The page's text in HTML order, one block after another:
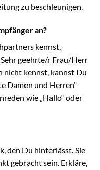
zu beschleunigen.
an?
kennst,
geehrte/r Frau/Herr
nicht kennst, kannst Du
Damen und Herren“
wie „Hallo“ oder
den Du hinterlässt. Sie
gebracht sein. Erkläre,